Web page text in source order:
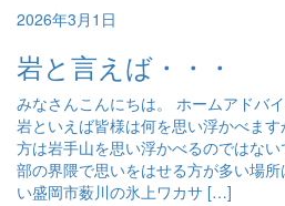
2026年3月1日
岩と言えば・・・
みなさんこんにちは。 ホームアドバ
岩といえば皆様は何を思い浮かべま
方は岩手山を思い浮かべるのではな
部の界隈で思いをはせる方が多い場
い盛岡市薮川の氷上ワカサ […]